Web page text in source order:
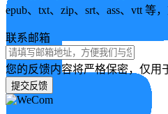
epub、txt、zip、srt、ass、vtt 等
联系邮箱
您的反馈内容将严格保密，仅用
提交反馈